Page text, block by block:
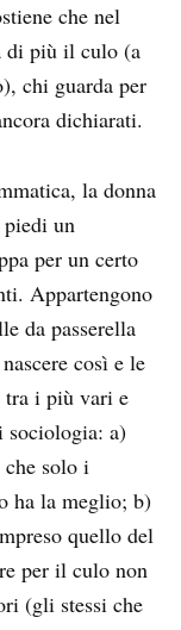
che nel
di più il culo (a
chi guarda per
dichiarati.
la donna
piedi un
per un certo
Appartengono
da passerella
così e le
tra i più vari e
sociologia: a)
solo i
ha la meglio; b)
quello del
per il culo non
(gli stessi che